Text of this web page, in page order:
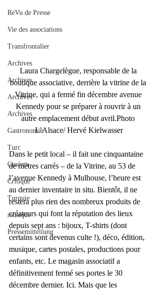
ReVu de Presse
Vie des associations
Transfrontalier
Archives
Archives
Archives
Archives
Gastronomie
Turc
Cinéma
Critique
Turquie
musique
Pressemitteilung
Laura Chargelègue, responsable de la
boutique associative, derrière la vitrine de la
Vitrine, qui a fermé fin décembre avenue
Kennedy pour se préparer à rouvrir à un
autre emplacement début avril.Photo
L’Alsace/ Hervé Kielwasser
Dans le petit local – il fait une cinquantaine
de mètres carrés – de la Vitrine, au 53 de
l’avenue Kennedy à Mulhouse, l’heure est
au dernier inventaire in situ. Bientôt, il ne
restera plus rien des nombreux produits de
créateurs qui font la réputation des lieux
depuis sept ans : bijoux, T-shirts (dont
certains sont devenus culte !), déco, édition,
musique, cartes postales, productions pour
enfants, etc. Le magasin associatif a
définitivement fermé ses portes le 30
décembre dernier. Ici. Mais que les